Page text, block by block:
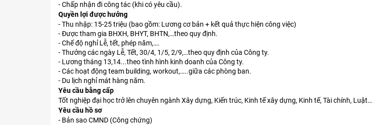
- Chấp nhận đi công tác (khi có yêu cầu).
Quyền lợi được hưởng
- Thu nhập: 15-25 triệu (bao gồm: Lương cơ bản + kết quả thực hiện công việc)
- Được tham gia BHXH, BHYT, BHTN,…theo quy định.
- Chế độ nghỉ Lễ, tết, phép năm,….
- Thưởng các ngày Lễ, Tết, 30/4, 1/5, 2/9,…theo quy định của Công ty.
- Lương tháng 13,14...theo tình hình kinh doanh của Công ty.
- Các hoạt động team building, workout,…..giữa các phòng ban.
- Du lịch nghỉ mát hàng năm.
Yêu cầu bằng cấp
Tốt nghiệp đại học trở lên chuyên ngành Xây dựng, Kiến trúc, Kinh tế xây dựng, Kinh tế, Tài chính, Luật…
Yêu cầu hồ sơ
- Bản sao CMND (Công chứng)